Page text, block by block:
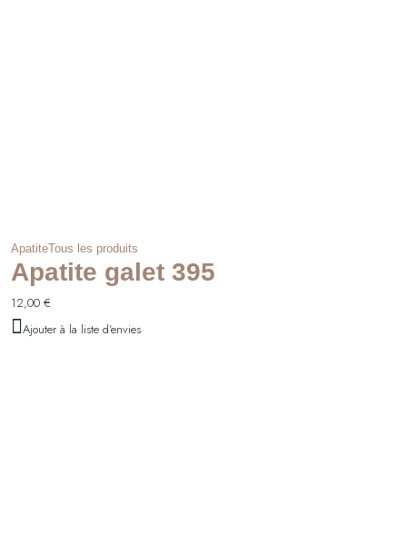
ApatiteTous les produits
Apatite galet 395
12,00 €
Ajouter à la liste d'envies